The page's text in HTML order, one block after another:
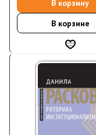
В корзину
В корзине